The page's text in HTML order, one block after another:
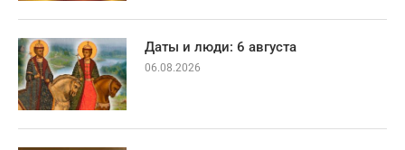
Даты и люди: 6 августа
06.08.2026